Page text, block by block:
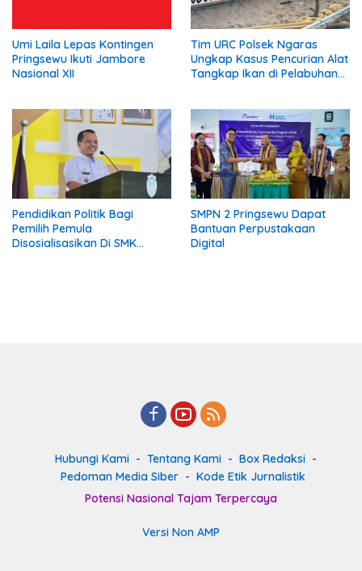
Umi Laila Lepas Kontingen
Pringsewu Ikuti Jambore
Nasional XII
Tim URC Polsek Ngaras
Ungkap Kasus Pencurian Alat
Tangkap Ikan di Pelabuhan
Pendidikan Politik Bagi
Pemilih Pemula
Disosialisasikan Di SMK
SMPN 2 Pringsewu Dapat
Bantuan Perpustakaan
Digital
Hubungi Kami Tentang Kami
Box Redaksi
Pedoman Media Siber
Kode Etik Jurnalistik
Potensi Nasional Tajam Terpercaya
Versi Non AMP